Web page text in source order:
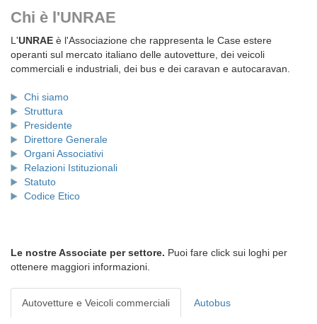
Chi è l'UNRAE
L'UNRAE è l'Associazione che rappresenta le Case estere
operanti sul mercato italiano delle autovetture, dei veicoli
commerciali e industriali, dei bus e dei caravan e autocaravan.
Chi siamo
Struttura
Presidente
Direttore Generale
Organi Associativi
Relazioni Istituzionali
Statuto
Codice Etico
Le nostre Associate per settore. Puoi fare click sui loghi per
ottenere maggiori informazioni.
Autovetture e Veicoli commerciali Autobus